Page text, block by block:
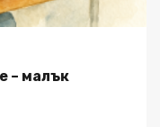
– малък